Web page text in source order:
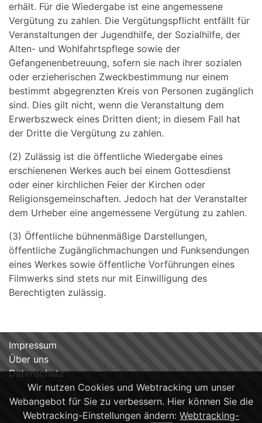
erhält. Für die Wiedergabe ist eine angemessene
Vergütung zu zahlen. Die Vergütungspflicht entfällt für
Veranstaltungen der Jugendhilfe, der Sozialhilfe, der
Alten- und Wohlfahrtspflege sowie der
Gefangenenbetreuung, sofern sie nach ihrer sozialen
oder erzieherischen Zweckbestimmung nur einem
bestimmt abgegrenzten Kreis von Personen zugänglich
sind. Dies gilt nicht, wenn die Veranstaltung dem
Erwerbszweck eines Dritten dient; in diesem Fall hat
der Dritte die Vergütung zu zahlen.
(2) Zulässig ist die öffentliche Wiedergabe eines
erschienenen Werkes auch bei einem Gottesdienst
oder einer kirchlichen Feier der Kirchen oder
Religionsgemeinschaften. Jedoch hat der Veranstalter
dem Urheber eine angemessene Vergütung zu zahlen.
(3) Öffentliche bühnenmäßige Darstellungen,
öffentliche Zugänglichmachungen und Funksendungen
eines Werkes sowie öffentliche Vorführungen eines
Filmwerks sind stets nur mit Einwilligung des
Berechtigten zulässig.
Wir nutzen Cookies und Webtracking um unser
Webangebot für Sie zu verbessern. Hier können Sie die
Webtracking-Einstellungen ändern: Webtracking-
Impressum
Über uns
Datenschutz